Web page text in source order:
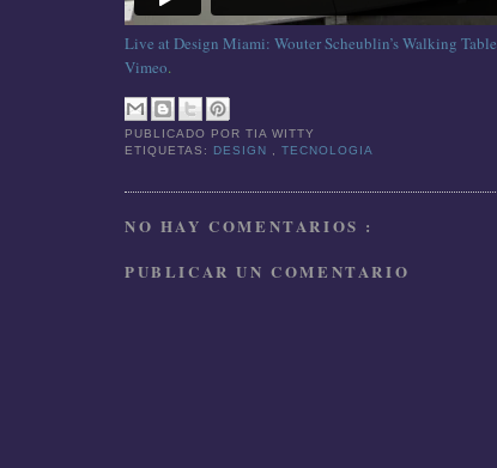
Live at Design Miami: Wouter Scheublin’s Walking Table
Vimeo.
PUBLICADO PORTIA WITTY
ETIQUETAS: DESIGN ,TECNOLOGIA
NO HAY COMENTARIOS :
PUBLICAR UN COMENTARIO